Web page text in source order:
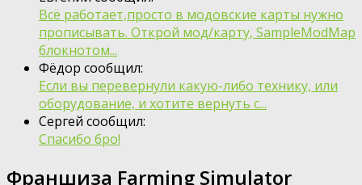
Всё работает,просто в модовские карты нужно
прописывать. Открой мод/карту, SampleModMap
блокнотом...
Фёдор сообщил:
Если вы перевернули какую-либо технику, или
оборудование, и хотите вернуть с...
Сергей сообщил:
Спасибо бро!
Франшиза Farming Simulator